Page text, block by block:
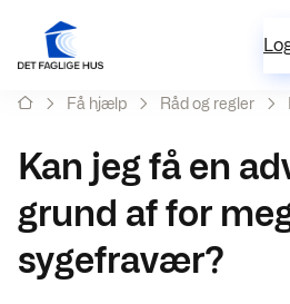
Få hjælp Råd og regler
Kan jeg få en
grund af for
sygefravær?